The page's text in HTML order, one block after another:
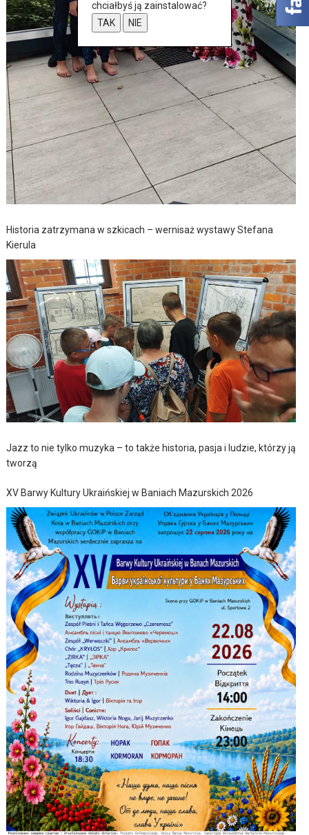
Historia zatrzymana w szkicach – wernisaż wystawy Stefana
Kierula
Jazz to nie tylko muzyka – to także historia, pasja i ludzie, którzy ją
tworzą
XV Barwy Kultury Ukraińskiej w Baniach Mazurskich 2026
chciałbyś ją zainstalować?
TAK
NIE